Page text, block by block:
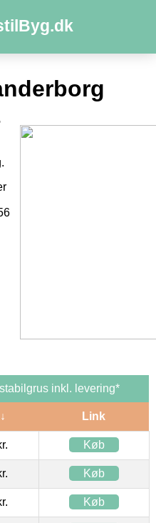
inkl. levering*
Link
Køb
Køb
Køb